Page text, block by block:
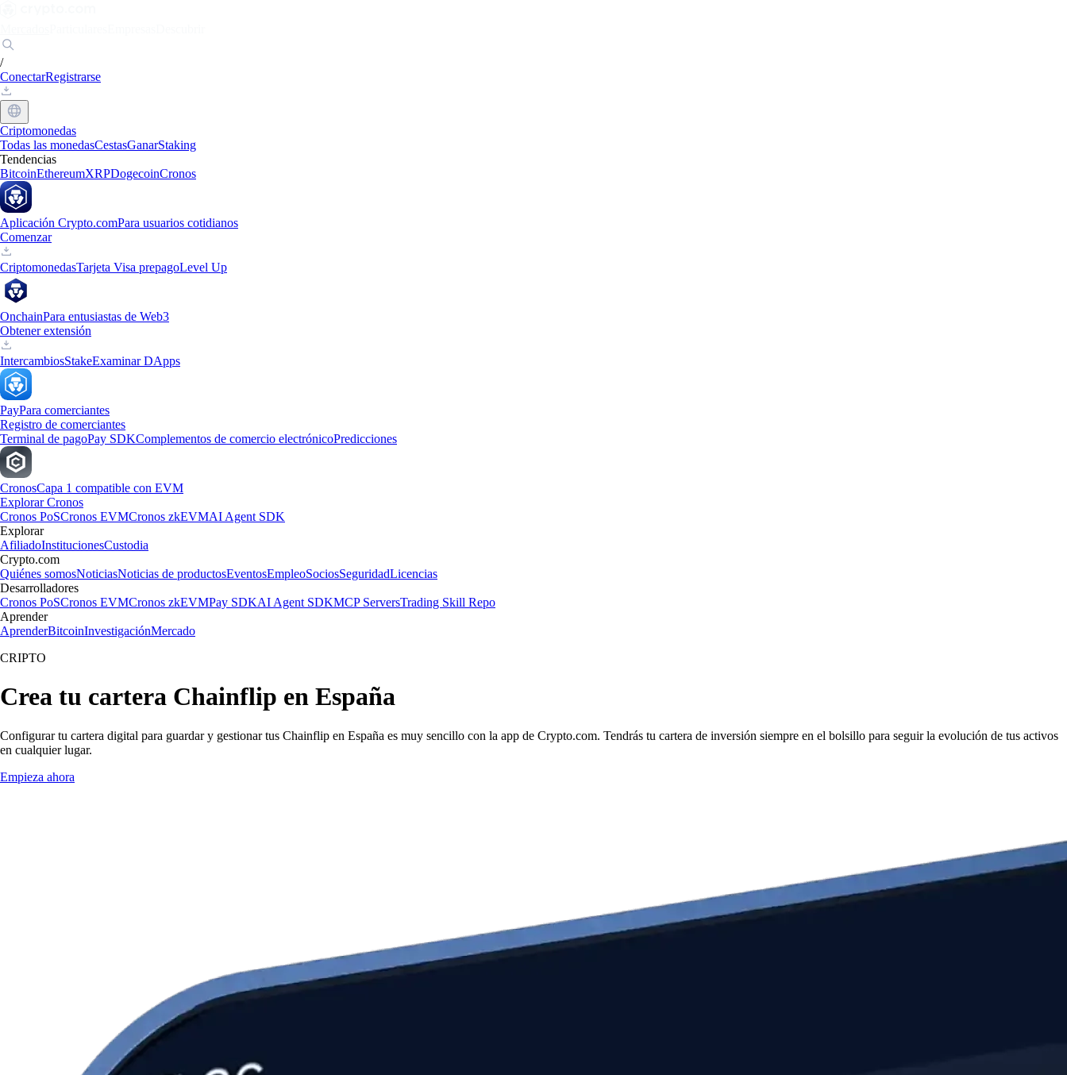
/
ConectarRegistrarse
Criptomonedas
Todas las monedasCestasGanarStaking
Tendencias
BitcoinEthereumXRPDogecoinCronos
Aplicación Crypto.comPara usuarios cotidianos
Comenzar
CriptomonedasTarjeta Visa prepagoLevel Up
OnchainPara entusiastas de Web3
Obtener extensión
IntercambiosStakeExaminar DApps
PayPara comerciantes
Registro de comerciantes
Terminal de pagoPay SDKComplementos de comercio electrónicoPredicciones
CronosCapa 1 compatible con EVM
Explorar Cronos
Cronos PoSCronos EVMCronos zkEVMAI Agent SDK
Explorar
AfiliadoInstitucionesCustodia
Crypto.com
Quiénes somosNoticiasNoticias de productosEventosEmpleoSociosSeguridadLicencias
Desarrolladores
Cronos PoSCronos EVMCronos zkEVMPay SDKAI Agent SDKMCP ServersTrading Skill Repo
Aprender
AprenderBitcoinInvestigaciónMercado
CRIPTO
Crea tu cartera Chainflip en España
Configurar tu cartera digital para guardar y gestionar tus Chainflip en España es muy sencillo con la app de Crypto.com. Tendrás tu cartera de inversión siempre en el bolsillo para seguir la evolución de tus activos
en cualquier lugar.
Empieza ahora